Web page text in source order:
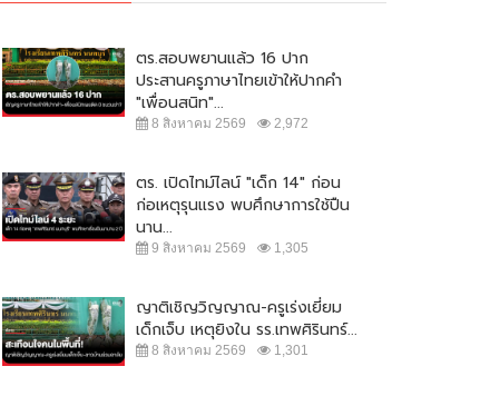
ตร.สอบพยานแล้ว 16 ปาก
ประสานครูภาษาไทยเข้าให้ปากคำ
"เพื่อนสนิท"...
8 สิงหาคม 2569 2,972
ตร. เปิดไทม์ไลน์ "เด็ก 14" ก่อน
ก่อเหตุรุนแรง พบศึกษาการใช้ปืน
นาน...
9 สิงหาคม 2569 1,305
ญาติเชิญวิญญาณ-ครูเร่งเยี่ยม
เด็กเจ็บ เหตุยิงใน รร.เทพศิรินทร์...
8 สิงหาคม 2569 1,301